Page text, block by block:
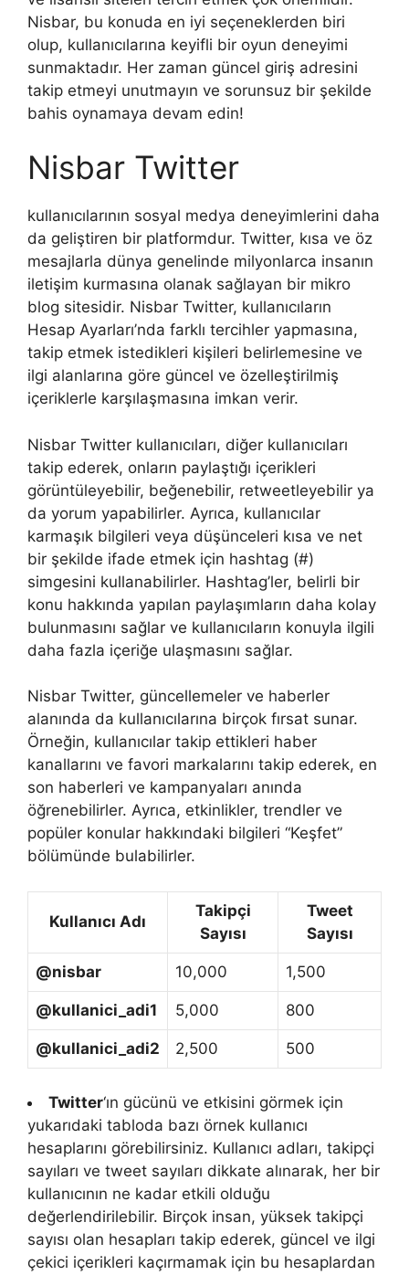
Nisbar, bu konuda en iyi seçeneklerden biri
olup, kullanıcılarına keyifli bir oyun deneyimi
sunmaktadır. Her zaman güncel giriş adresini
takip etmeyi unutmayın ve sorunsuz bir şekilde
bahis oynamaya devam edin!
Nisbar Twitter
kullanıcılarının sosyal medya deneyimlerini daha
da geliştiren bir platformdur. Twitter, kısa ve öz
mesajlarla dünya genelinde milyonlarca insanın
iletişim kurmasına olanak sağlayan bir mikro
blog sitesidir. Nisbar Twitter, kullanıcıların
Hesap Ayarları’nda farklı tercihler yapmasına,
takip etmek istedikleri kişileri belirlemesine ve
ilgi alanlarına göre güncel ve özelleştirilmiş
içeriklerle karşılaşmasına imkan verir.
Nisbar Twitter kullanıcıları, diğer kullanıcıları
takip ederek, onların paylaştığı içerikleri
görüntüleyebilir, beğenebilir, retweetleyebilir ya
da yorum yapabilirler. Ayrıca, kullanıcılar
karmaşık bilgileri veya düşünceleri kısa ve net
bir şekilde ifade etmek için hashtag (#)
simgesini kullanabilirler. Hashtag’ler, belirli bir
konu hakkında yapılan paylaşımların daha kolay
bulunmasını sağlar ve kullanıcıların konuyla ilgili
daha fazla içeriğe ulaşmasını sağlar.
Nisbar Twitter, güncellemeler ve haberler
alanında da kullanıcılarına birçok fırsat sunar.
Örneğin, kullanıcılar takip ettikleri haber
kanallarını ve favori markalarını takip ederek, en
son haberleri ve kampanyaları anında
öğrenebilirler. Ayrıca, etkinlikler, trendler ve
popüler konular hakkındaki bilgileri “Keşfet”
bölümünde bulabilirler.
Kullanıcı Adı
Takipçi
Sayısı
Tweet
Sayısı
@nisbar 10,000 1,500
@kullanici_adi1 5,000 800
@kullanici_adi2 2,500 500
Twitter‘ın gücünü ve etkisini görmek için
yukarıdaki tabloda bazı örnek kullanıcı
hesaplarını görebilirsiniz. Kullanıcı adları, takipçi
sayıları ve tweet sayıları dikkate alınarak, her bir
kullanıcının ne kadar etkili olduğu
değerlendirilebilir. Birçok insan, yüksek takipçi
sayısı olan hesapları takip ederek, güncel ve ilgi
çekici içerikleri kaçırmamak için bu hesaplardan